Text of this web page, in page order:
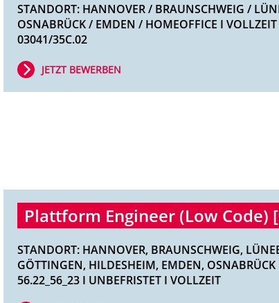
STANDORT: HANNOVER / BRAUNSCHWEIG /
OSNABRÜCK / EMDEN / HOMEOFFICE I
03041/35C.02
JETZT BEWERBEN
Plattform Engineer (Low
STANDORT: HANNOVER, BRAUNSCHWEIG,
GÖTTINGEN, HILDESHEIM, EMDEN,
56.22_56_23 I UNBEFRISTET I VOLLZEIT